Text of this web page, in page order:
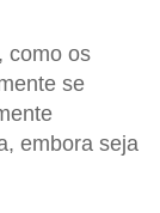
como os
se
embora seja